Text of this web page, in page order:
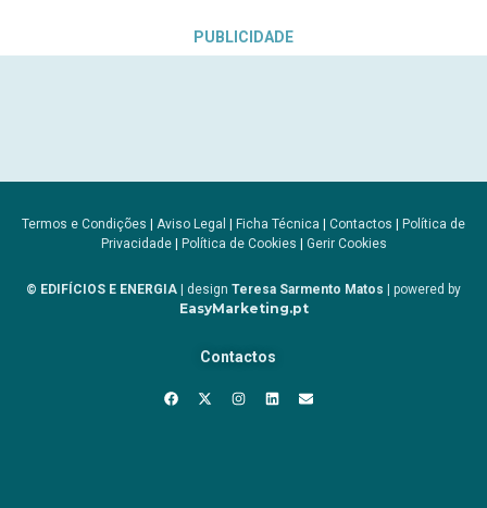
PUBLICIDADE
Termos e Condições | Aviso Legal | Ficha Técnica | Contactos | Política de
Privacidade| Política de Cookies | Gerir Cookies
© EDIFÍCIOS E ENERGIA | design Teresa Sarmento Matos | powered by
EasyMarketing.pt
Contactos